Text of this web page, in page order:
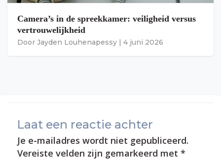
Camera’s in de spreekkamer: veiligheid versus
vertrouwelijkheid
Door Jayden Louhenapessy | 4 juni 2026
Laat een reactie achter
Je e-mailadres wordt niet gepubliceerd.
Vereiste velden zijn gemarkeerd met *